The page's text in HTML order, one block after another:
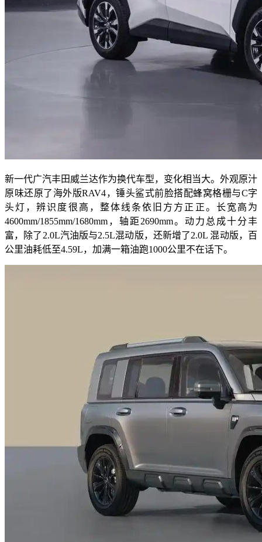
新一代广汽丰田威兰达作为换代车型，变化相当大。外观原汁
原味还原了海外版RAV4，锤头鲨式前脸搭配蜂窝格栅与C字
头灯，辨识度很高，整体线条依旧方方正正。长宽高为
4600mm/1855mm/1680mm，轴距2690mm。动力总成十分丰
富，除了2.0L汽油版与2.5L混动版，还新增了2.0L 混动版，百
公里油耗低至4.59L，加满一箱油跑1000公里不在话下。